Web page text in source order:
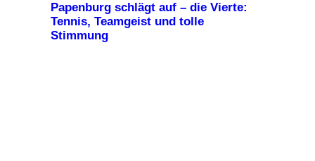
Papenburg schlägt auf – die Vierte:
Tennis, Teamgeist und tolle
Stimmung